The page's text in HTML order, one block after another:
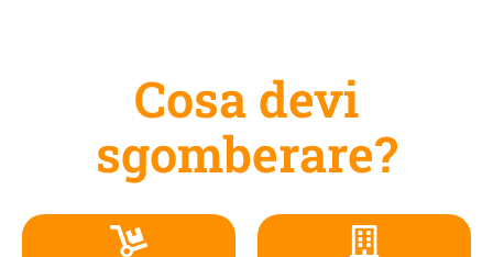
Cosa devi
sgomberare?